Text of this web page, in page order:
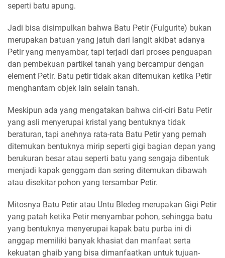
seperti batu apung.
Jadi bisa disimpulkan bahwa Batu Petir (Fulgurite) bukan
merupakan batuan yang jatuh dari langit akibat adanya
Petir yang menyambar, tapi terjadi dari proses penguapan
dan pembekuan partikel tanah yang bercampur dengan
element Petir. Batu petir tidak akan ditemukan ketika Petir
menghantam objek lain selain tanah.
Meskipun ada yang mengatakan bahwa ciri-ciri Batu Petir
yang asli menyerupai kristal yang bentuknya tidak
beraturan, tapi anehnya rata-rata Batu Petir yang pernah
ditemukan bentuknya mirip seperti gigi bagian depan yang
berukuran besar atau seperti batu yang sengaja dibentuk
menjadi kapak genggam dan sering ditemukan dibawah
atau disekitar pohon yang tersambar Petir.
Mitosnya Batu Petir atau Untu Bledeg merupakan Gigi Petir
yang patah ketika Petir menyambar pohon, sehingga batu
yang bentuknya menyerupai kapak batu purba ini di
anggap memiliki banyak khasiat dan manfaat serta
kekuatan ghaib yang bisa dimanfaatkan untuk tujuan-